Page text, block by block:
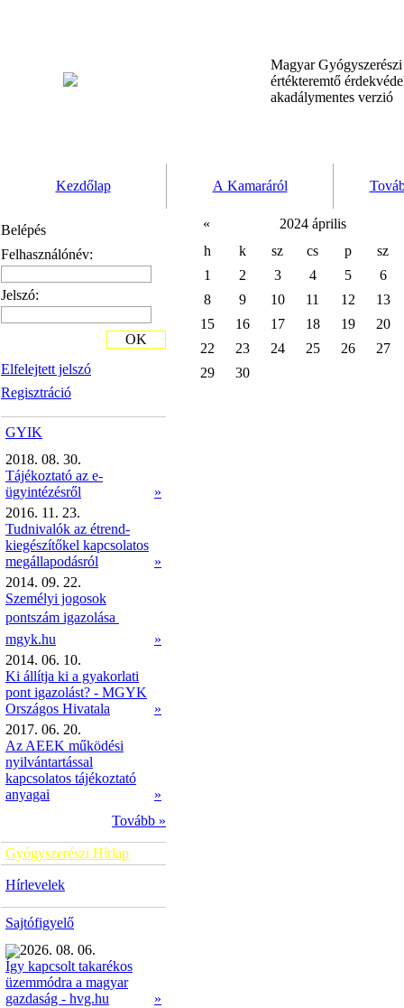
Magyar
értékteremtő
akadálymentes verzió
Kezdőlap A Kamaráról
Belépés
Felhasználónév:
Jelszó:
Elfelejtett jelszó
Regisztráció
OK
GYIK
2018. 08. 30.
Tájékoztató az e-
ügyintézésről
»
2016. 11. 23.
Tudnivalók az étrend-
kiegészítőkel kapcsolatos
megállapodásról
»
2014. 09. 22.
Személyi jogosok
pontszám igazolása 
mgyk.hu
»
2014. 06. 10.
Ki állítja ki a gyakorlati
pont igazolást? - MGYK
Országos Hivatala
»
2017. 06. 20.
Az AEEK működési
nyilvántartással
kapcsolatos tájékoztató
anyagai
»
Tovább »
Gyógyszerészi Hírlap
Hírlevelek
Sajtófigyelő
2026. 08. 06.
Így kapcsolt takarékos
üzemmódra a magyar
gazdaság - hvg.hu
»
«
2024 április
h
k sz cs p
sz
1
2 3 4 5
6
8
9 10 11 12
13
15
16 17 18 19
20
22
23 24 25 26
27
29
30